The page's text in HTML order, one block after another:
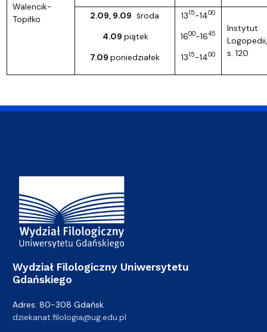
Walencik-
Topiłko
2.09, 9.09 środa
4.09 piątek
7.09 poniedziałek
1315-1400
1600-1645
1315-1400
Instytut
Logopedii,
s. 120
Adres Wydziału
Wydział Filologiczny Uniwersytetu
Gdańskiego
Adres: 80-308 Gdańsk
dziekanat.filologia@ug.edu.pl